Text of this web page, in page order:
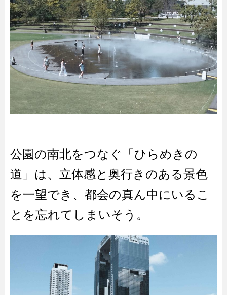
公園の南北をつなぐ「ひらめきの
道」は、立体感と奥行きのある景色
を一望でき、都会の真ん中にいるこ
とを忘れてしまいそう。